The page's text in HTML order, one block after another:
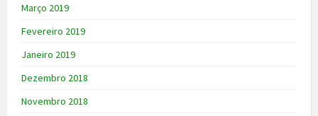
Março 2019
Fevereiro 2019
Janeiro 2019
Dezembro 2018
Novembro 2018